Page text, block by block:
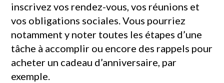
inscrivez vos rendez-vous, vos réunions et
vos obligations sociales. Vous pourriez
notamment y noter toutes les étapes d’une
tâche à accomplir ou encore des rappels pour
acheter un cadeau d’anniversaire, par
exemple.